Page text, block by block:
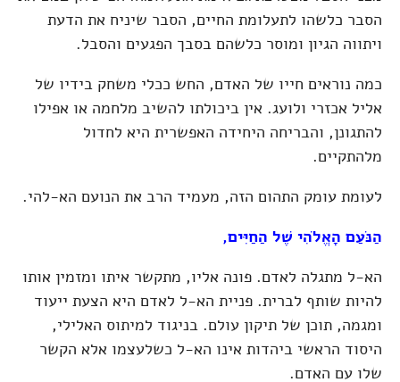
הסבר כלשהו לתעלומת החיים, הסבר שיניח את הדעת
ויתווה הגיון ומוסר כלשהם בסבך הפגעים והסבל.
כמה נוראים חייו של האדם, החש ככלי משחק בידיו של
אליל אכזרי ולועג. אין ביכולתו להשיב מלחמה או אפילו
להתגונן, והבריחה היחידה האפשרית היא לחדול
מלהתקיים.
לעומת עומק התהום הזה, מעמיד הרב את הנועם הא-להי.
הַנֹּעַם הָאֱלֹהִי שֶׁל הַחַיִּים,
הא-ל מתגלה לאדם. פונה אליו, מתקשר איתו ומזמין אותו
להיות שותף לברית. פניית הא-ל לאדם היא הצעת ייעוד
ומגמה, תוכן של תיקון עולם. בניגוד למיתוס האלילי,
היסוד הראשי ביהדות אינו הא-ל כשלעצמו אלא הקשר
שלו עם האדם.